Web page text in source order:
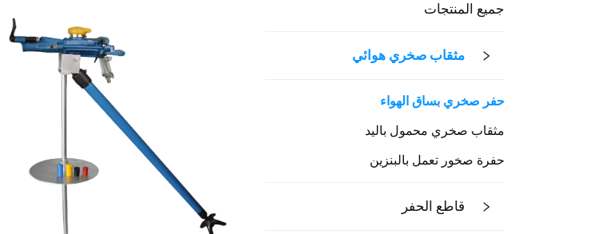
جميع المنتجات
مثقاب صخري هوائي
حفر صخري بساق الهواء
مثقاب صخري محمول باليد
حفرة صخور تعمل بالبنزين
قاطع الحفر